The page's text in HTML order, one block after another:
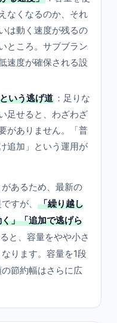
なくなるのか、それ
は動く速度が残るの
ところ。サブブラン
速度が確保される設
いう逃げ道 ：足りな
足せると、わざわざ
がありません。「普
追加」という運用が
あるため、最新の
すが、
「繰り越し
」「追加で逃げら
と、容量をやや小さ
ります。容量を1段
節約幅はさらに広